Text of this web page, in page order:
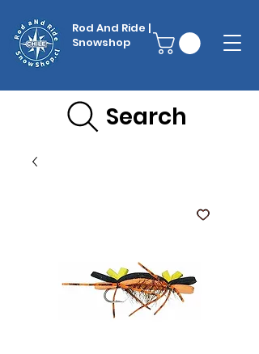
Rod And Ride |
Snowshop
Search